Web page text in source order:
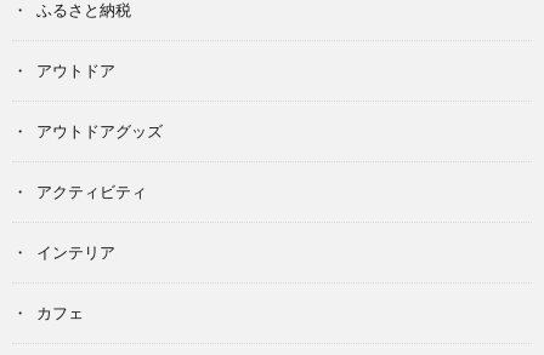
ふるさと納税
アウトドア
アウトドアグッズ
アクティビティ
インテリア
カフェ